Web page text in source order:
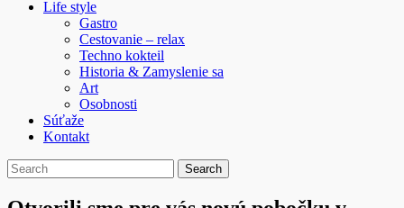
Life style
Gastro
Cestovanie – relax
Techno kokteil
Historia & Zamyslenie sa
Art
Osobnosti
Súťaže
Kontakt